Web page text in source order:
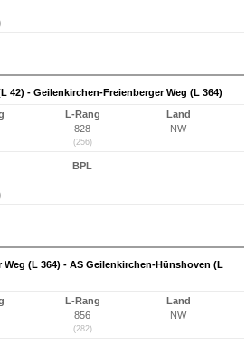
42) - Geilenkirchen-Freienberger Weg (L 364)
L-Rang
828
(256)
Land
NW
BPL
(L 364) - AS Geilenkirchen-Hünshoven (L
L-Rang
856
(282)
Land
NW